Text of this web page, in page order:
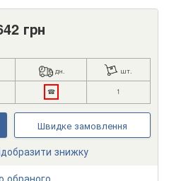
грн
дн. шт.
☎ 1
Швидке замовлення
знижку
обраного